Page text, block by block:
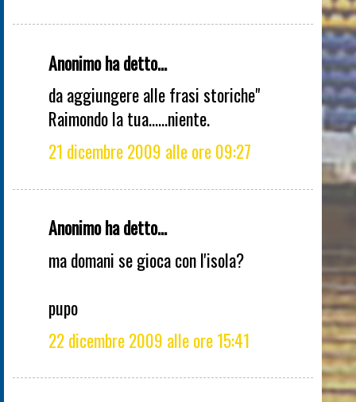
Anonimo ha detto...
da aggiungere alle frasi storiche"
Raimondo la tua......niente.
21 dicembre 2009 alle ore 09:27
Anonimo ha detto...
ma domani se gioca con l'isola?
pupo
22 dicembre 2009 alle ore 15:41